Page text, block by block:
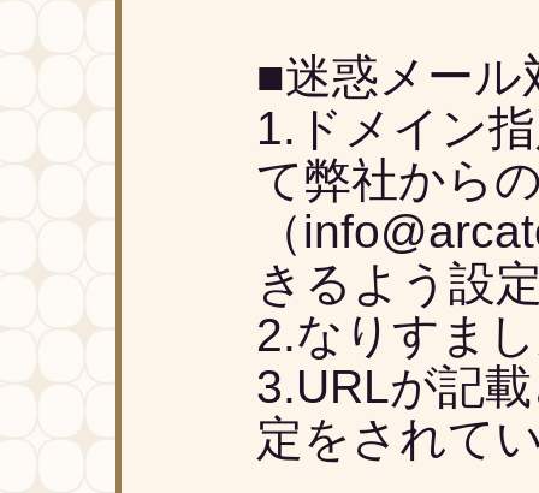
■迷惑メール
1.ドメイン
て弊社から
（
きるよう設
2.なりすま
3.URLが記
定をされて